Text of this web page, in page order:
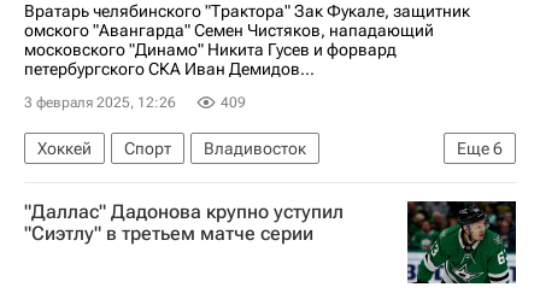
Вратарь челябинского "Трактора" Зак Фукале, защитник
омского "Авангарда" Семен Чистяков, нападающий
московского "Динамо" Никита Гусев и форвард
петербургского СКА Иван Демидов...
3 февраля 2025, 12:26 409
Еще6
Хоккей Спорт
Владивосток
Семен Чистяков
Иван Демидов
Зак Фукале
Витязь Трактор Авангард
"Даллас" Дадонова крупно уступил
"Сиэтлу" в третьем матче серии